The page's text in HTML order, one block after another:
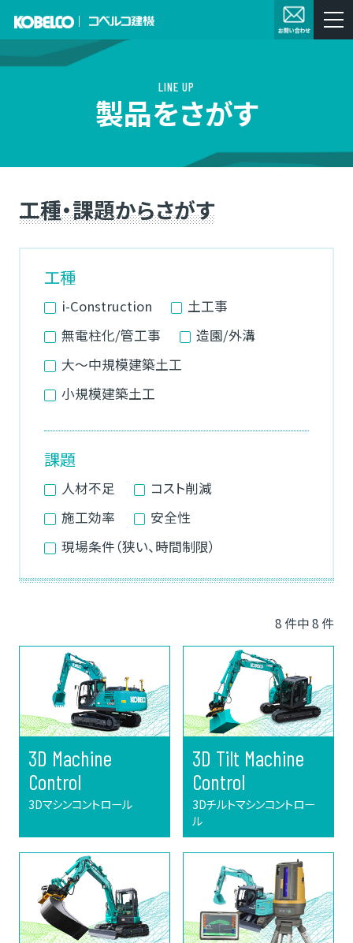
LINE UP
製品をさがす
工種・課題からさがす
工種
i-Construction
土工事
無電柱化/管工事
造園/外溝
大～中規模建築土工
小規模建築土工
課題
人材不足
コスト削減
施工効率
安全性
現場条件（狭い、時間制限）
8 件中8 件
3D Machine
Control
3Dマシンコントロール
3D Tilt Machine
Control
3Dチルトマシンコントロー
ル